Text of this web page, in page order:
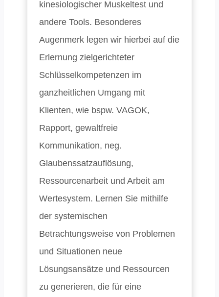
kinesiologischer Muskeltest und
andere Tools. Besonderes
Augenmerk legen wir hierbei auf die
Erlernung zielgerichteter
Schlüsselkompetenzen im
ganzheitlichen Umgang mit
Klienten, wie bspw. VAGOK,
Rapport, gewaltfreie
Kommunikation, neg.
Glaubenssatzauflösung,
Ressourcenarbeit und Arbeit am
Wertesystem. Lernen Sie mithilfe
der systemischen
Betrachtungsweise von Problemen
und Situationen neue
Lösungsansätze und Ressourcen
zu generieren, die für eine